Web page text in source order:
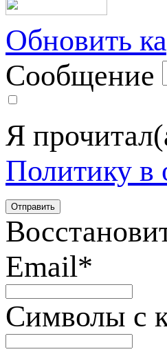
Обновить
Сообщение
Я
Политику в
Email*
Символы с